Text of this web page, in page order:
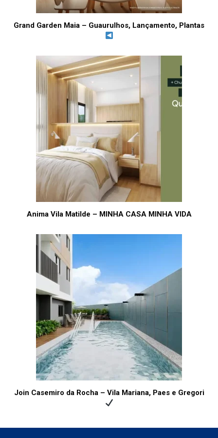
Grand Garden Maia – Guaurulhos, Lançamento, Plantas
Anima Vila Matilde – MINHA CASA MINHA VIDA
Join Casemiro da Rocha – Vila Mariana, Paes e Gregori